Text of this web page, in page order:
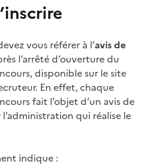
vous référer à l’avis de
l’arrêté d’ouverture du
disponible sur le site
En effet, chaque
fait l’objet d’un avis de
qui réalise le
indique :